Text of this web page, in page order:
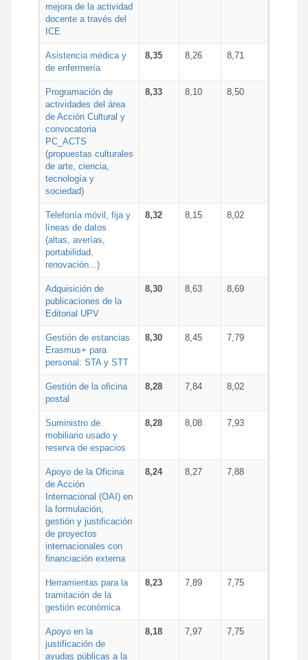
mejora de la actividad
docente a través del
ICE
Asistencia médica y
de enfermería
8,35 8,26 8,71
Programación de
actividades del área
de Acción Cultural y
convocatoria
PC_ACTS
(propuestas culturales
de arte, ciencia,
tecnología y
sociedad)
8,33 8,10 8,50
Telefonía móvil, fija y
líneas de datos
(altas, averías,
portabilidad,
renovación...)
8,32 8,15 8,02
Adquisición de
publicaciones de la
Editorial UPV
8,30 8,63 8,69
Gestión de estancias
Erasmus+ para
personal: STA y STT
8,30 8,45 7,79
Gestión de la oficina
postal
8,28 7,84 8,02
Suministro de
mobiliario usado y
reserva de espacios
8,28 8,08 7,93
Apoyo de la Oficina
de Acción
Internacional (OAI) en
la formulación,
gestión y justificación
de proyectos
internacionales con
financiación externa
8,24 8,27 7,88
Herramientas para la
tramitación de la
gestión económica
8,23 7,89 7,75
Apoyo en la
justificación de
ayudas públicas a la
8,18 7,97 7,75